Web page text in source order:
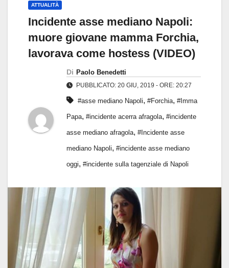
ATTUALITÀ
Incidente asse mediano Napoli:
muore giovane mamma Forchia,
lavorava come hostess (VIDEO)
Di Paolo Benedetti
PUBBLICATO: 20 GIU, 2019 - ORE: 20:27
#asse mediano Napoli, #Forchia, #Imma
Papa, #incidente acerra afragola, #incidente
asse mediano afragola, #Incidente asse
mediano Napoli, #incidente asse mediano
oggi, #incidente sulla tagenziale di Napoli